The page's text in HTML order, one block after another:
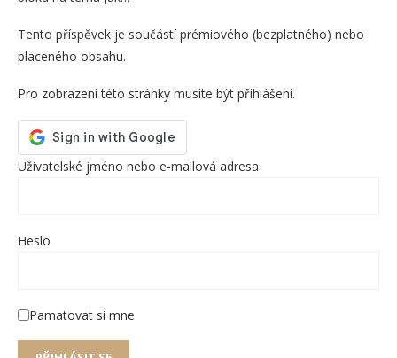
Tento příspěvek je součástí prémiového (bezplatného) nebo
placeného obsahu.
Pro zobrazení této stránky musíte být přihlášeni.
Uživatelské jméno nebo e-mailová adresa
Heslo
Pamatovat si mne